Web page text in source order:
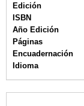
Edición
ISBN
Año Edición
Páginas
Encuadernación
Idioma